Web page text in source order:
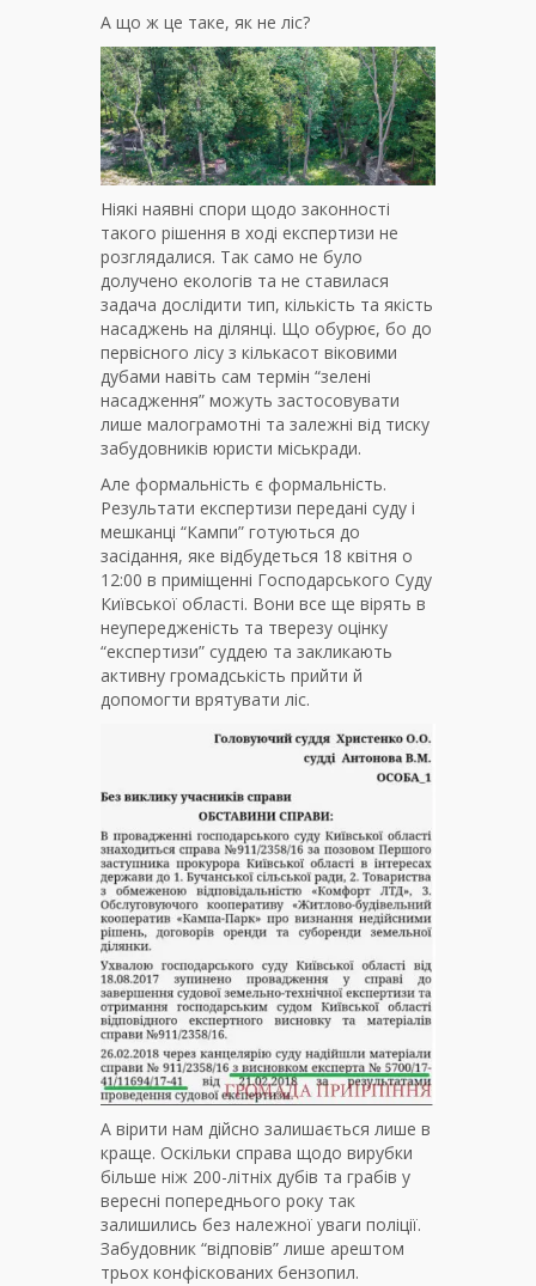
А що ж це таке, як не ліс?
Ніякі наявні спори щодо законності
такого рішення в ході експертизи не
розглядалися. Так само не було
долучено екологів та не ставилася
задача дослідити тип, кількість та якість
насаджень на ділянці. Що обурює, бо до
первісного лісу з кількасот віковими
дубами навіть сам термін “зелені
насадження” можуть застосовувати
лише малограмотні та залежні від тиску
забудовників юристи міськради.
Але формальність є формальність.
Результати експертизи передані суду і
мешканці “Кампи” готуються до
засідання, яке відбудеться 18 квітня о
12:00 в приміщенні Господарського Суду
Київської області. Вони все ще вірять в
неупередженість та тверезу оцінку
“експертизи” суддею та закликають
активну громадськість прийти й
допомогти врятувати ліс.
А вірити нам дійсно залишається лише в
краще. Оскільки справа щодо вирубки
більше ніж 200-літніх дубів та грабів у
вересні попереднього року так
залишились без належної уваги поліції.
Забудовник “відповів” лише арештом
трьох конфіскованих бензопил.